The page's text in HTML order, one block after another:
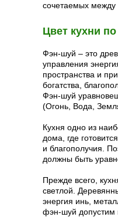
сочетаемых между
Цвет кухни
Фэн-шуй – это
управления
пространства и
богатства,
Фэн-шуй
(Огонь, Вода,
Кухня одно из
дома, где
и благополучия.
должны быть
Прежде всего,
светлой.
энергия инь,
фэн-шуй допустим